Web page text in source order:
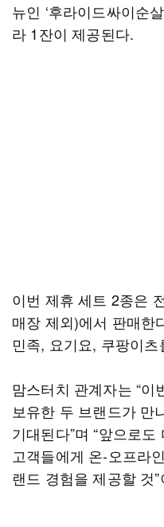
뉴인 ‘후라이드싸이순
라 1잔이 제공된다.
이번 제휴 세트 2종은
매장 제외)에서 판매한
민족, 요기요, 쿠팡이
맘스터치 관계자는 “
보유한 두 브랜드가 만
기대된다”며 “앞으로
고객들에게 온-오프라
랜드 경험을 제공할 것